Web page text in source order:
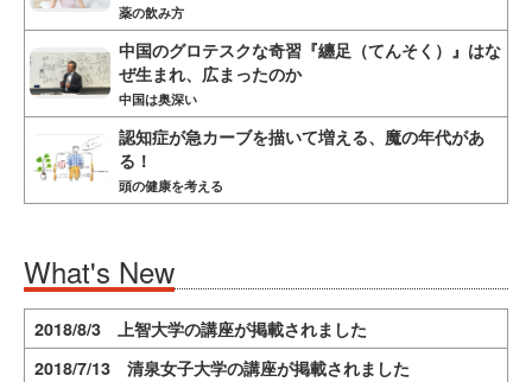
薬の飲み方
中国のグロテスクな奇習『纏足（てんそく）』はな
ぜ生まれ、広まったのか
中国は奥深い
認知症が急カーブを描いて増える、魔の年代があ
る！
頭の健康を考える
What's New
2018/8/3 上智大学の講座が掲載されました
2018/7/13 清泉女子大学の講座が掲載されました